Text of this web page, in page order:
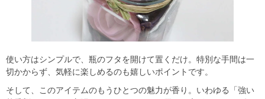
使い方はシンプルで、瓶のフタを開けて置くだけ。特別な手間は一
切かからず、気軽に楽しめるのも嬉しいポイントです。
そして、このアイテムのもうひとつの魅力が香り。いわゆる「強い